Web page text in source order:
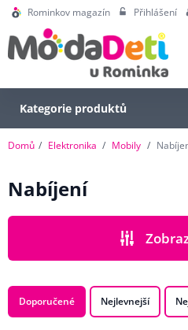
Rominkov magazín Přihlášení
Kategorie produktů
Domů Elektronika Mobily
Nabíjení
CENA
Doporučené Nejlevnejší